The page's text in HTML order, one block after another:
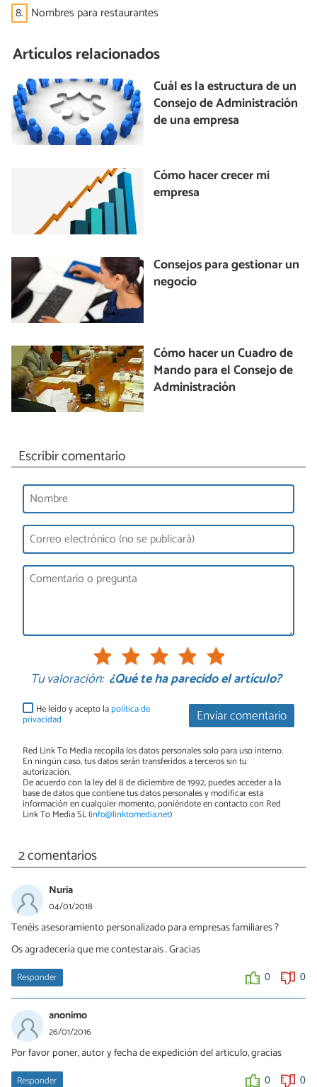
8. Nombres para restaurantes
Artículos relacionados
Cuál es la estructura de un
Consejo de Administración
de una empresa
Cómo hacer crecer mi
empresa
Consejos para gestionar un
negocio
Cómo hacer un Cuadro de
Mando para el Consejo de
Administración
Escribir comentario
Tu valoración: ¿Qué te ha parecido el artículo?
Enviar comentario
He leído y acepto lapolítica de
privacidad
Red Link To Media recopila los datos personales solo para uso interno.
En ningún caso, tus datos serán transferidos a terceros sin tu
autorización.
De acuerdo con la ley del 8 de diciembre de 1992, puedes acceder a la
base de datos que contiene tus datos personales y modificar esta
información en cualquier momento, poniéndote en contacto con Red
Link To Media SL (info@linktomedia.net)
2 comentarios
Nuria
04/01/2018
Tenéis asesoramiento personalizado para empresas familiares ?
Os agradecería que me contestarais . Gracias
Responder 0 0
anonimo
26/01/2016
Por favor poner, autor y fecha de expedición del articulo, gracias
Responder 0 0